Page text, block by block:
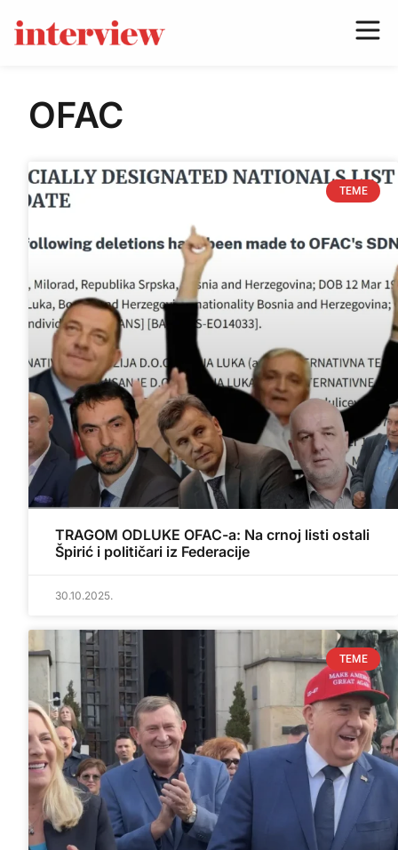
OFAC
TEME
TRAGOM ODLUKE OFAC-a: Na crnoj listi ostali
Špirić i političari iz Federacije
30.10.2025.
TEME